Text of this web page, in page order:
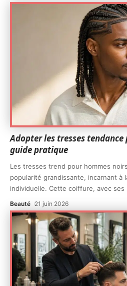
Adopter les tresses
guide pratique
Les tresses trend pour hommes
popularité grandissante, incarnant à
individuelle. Cette coiffure, avec ses
Beauté 21 juin 2026